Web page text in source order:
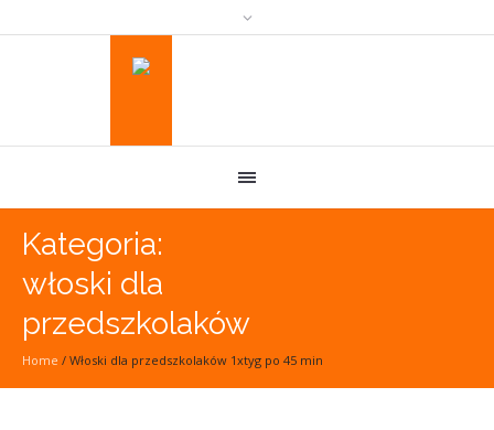
Kategoria:
włoski dla
przedszkolaków
Home / Włoski dla przedszkolaków 1xtyg po 45 min